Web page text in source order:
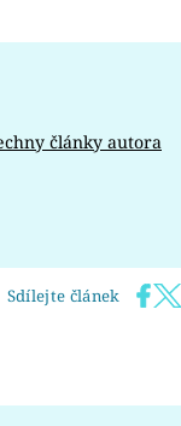
články autora
Sdílejte článek